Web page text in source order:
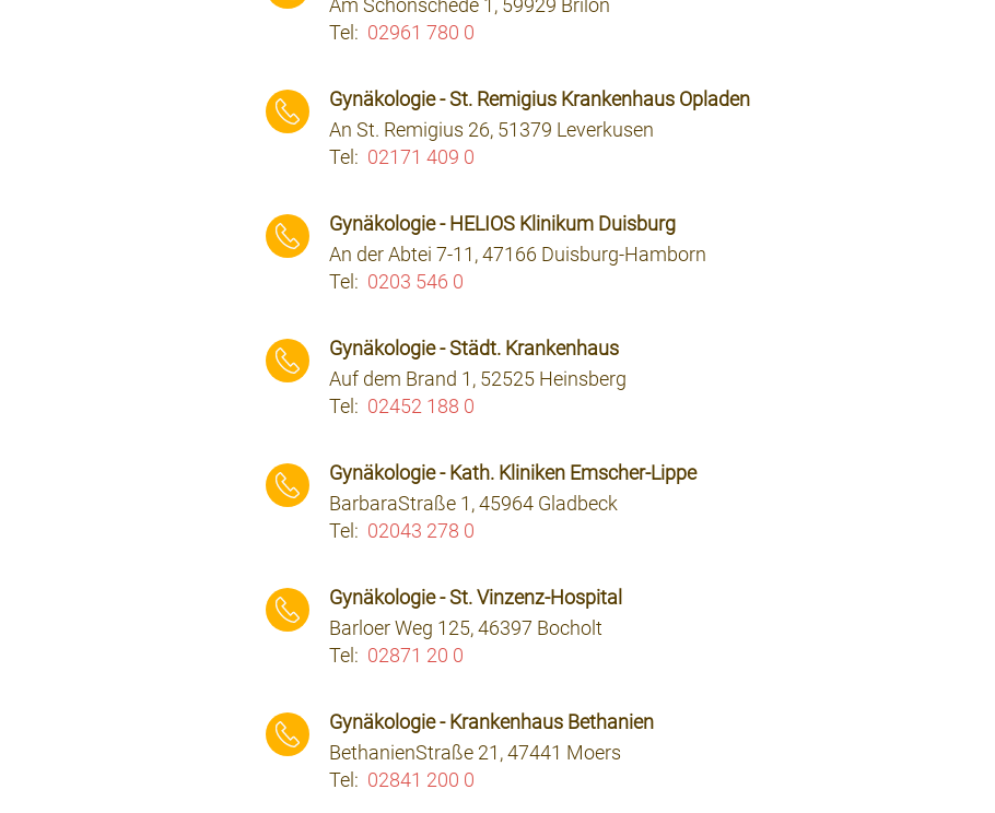
Am Schönschede 1, 59929 Brilon
Tel: 02961 780 0
Gynäkologie - St. Remigius Krankenhaus Opladen
An St. Remigius 26, 51379 Leverkusen
Tel: 02171 409 0
Gynäkologie - HELIOS Klinikum Duisburg
An der Abtei 7-11, 47166 Duisburg-Hamborn
Tel: 0203 546 0
Gynäkologie - Städt. Krankenhaus
Auf dem Brand 1, 52525 Heinsberg
Tel: 02452 188 0
Gynäkologie - Kath. Kliniken Emscher-Lippe
BarbaraStraße 1, 45964 Gladbeck
Tel: 02043 278 0
Gynäkologie - St. Vinzenz-Hospital
Barloer Weg 125, 46397 Bocholt
Tel: 02871 20 0
Gynäkologie - Krankenhaus Bethanien
BethanienStraße 21, 47441 Moers
Tel: 02841 200 0